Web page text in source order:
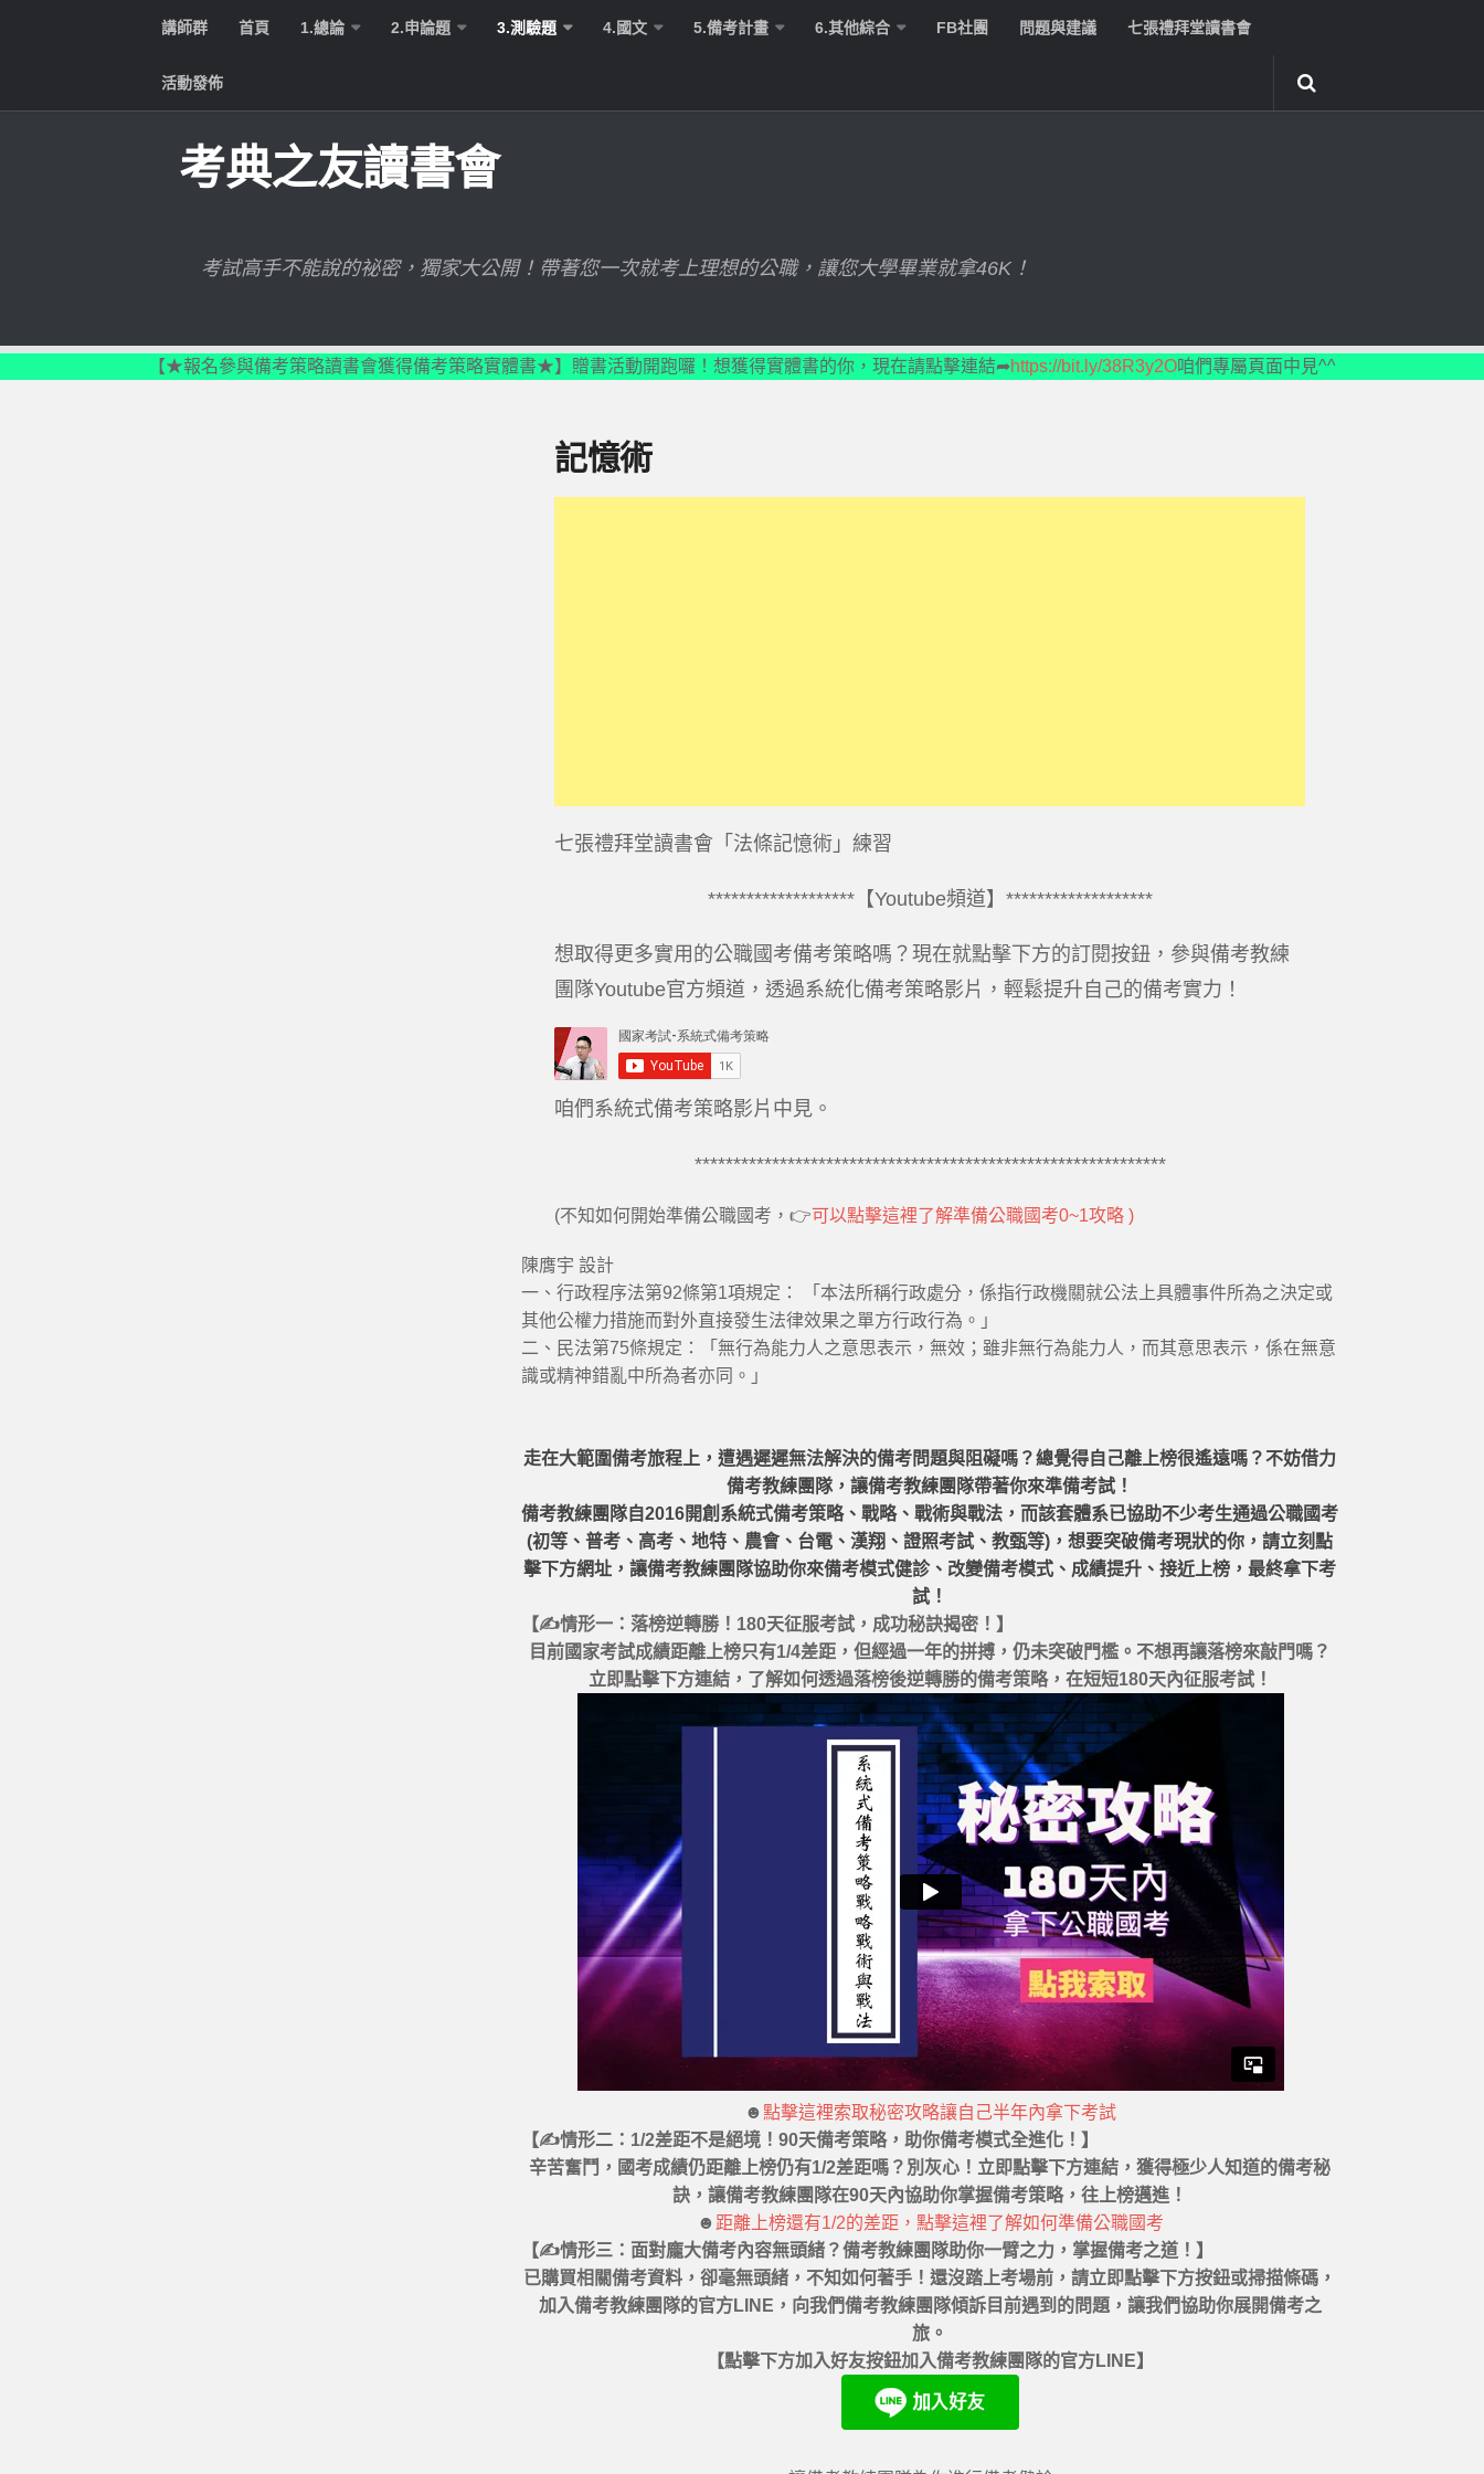
講師群 首頁 1.總論 2.申論題 3.測驗題 4.國文 5.備考計畫 6.其他綜合 FB社團 問題與建議 七張禮拜堂讀書會
活動發佈
考典之友讀書會
考試高手不能說的祕密，獨家大公開！帶著您一次就考上理想的公職，讓您大學畢業就拿46K！
【★報名參與備考策略讀書會獲得備考策略實體書★】贈書活動開跑囉！想獲得實體書的你，現在請點擊連結➦https://bit.ly/38R3y2O咱們專屬頁面中見^^
記憶術
七張禮拜堂讀書會「法條記憶術」練習
*******************【Youtube頻道】*******************
想取得更多實用的公職國考備考策略嗎？現在就點擊下方的訂閱按鈕，參與備考教練
團隊Youtube官方頻道，透過系統化備考策略影片，輕鬆提升自己的備考實力！
咱們系統式備考策略影片中見。
*************************************************************
(不知如何開始準備公職國考，👉可以點擊這裡了解準備公職國考0~1攻略 )
陳膺宇 設計
一、行政程序法第92條第1項規定： 「本法所稱行政處分，係指行政機關就公法上具體事件所為之決定或
其他公權力措施而對外直接發生法律效果之單方行政行為。」
二、民法第75條規定：「無行為能力人之意思表示，無效；雖非無行為能力人，而其意思表示，係在無意
識或精神錯亂中所為者亦同。」
走在大範圍備考旅程上， 遭遇遲遲無法解決的備考問題與阻礙嗎？總覺得自己離上榜很遙遠嗎？不妨借力
備考教練團隊，讓備考教練團隊帶著你來準備考試！
備考教練團隊自2016開創系統式備考策略、戰略、戰術與戰法，而該套體系已協助不少考生通過公職國考
(初等、普考、高考、地特、農會、台電、漢翔、證照考試、教甄等)，想要突破備考現狀的你，請立刻點
擊下方網址，讓備考教練團隊協助你來備考模式健診、改變備考模式、成績提升、接近上榜，最終拿下考
試！
【✍情形一：落榜逆轉勝！180天征服考試，成功秘訣揭密！】
目前國家考試成績距離上榜只有1/4差距，但經過一年的拼搏，仍未突破門檻。不想再讓落榜來敲門嗎？
立即點擊下方連結，了解如何透過落榜後逆轉勝的備考策略，在短短180天內征服考試！
☻ 點擊這裡索取秘密攻略讓自己半年內拿下考試
【✍情形二：1/2差距不是絕境！90天備考策略，助你備考模式全進化！】
辛苦奮鬥，國考成績仍距離上榜仍有1/2差距嗎？別灰心！立即點擊下方連結，獲得極少人知道的備考秘
訣，讓備考教練團隊在90天內協助你掌握備考策略，往上榜邁進！
☻ 距離上榜還有1/2的差距，點擊這裡了解如何準備公職國考
【✍情形三：面對龐大備考內容無頭緒？備考教練團隊助你一臂之力，掌握備考之道！】
已購買相關備考資料，卻毫無頭緒，不知如何著手！還沒踏上考場前，請立即點擊下方按鈕或掃描條碼，
加入備考教練團隊的官方LINE，向我們備考教練團隊傾訴目前遇到的問題，讓我們協助你展開備考之
旅。
【點擊下方加入好友按鈕加入備考教練團隊的官方LINE】